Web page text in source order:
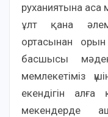
руханиятына аса
ұлт қана
ортасынан
басшысы
мемлекетіміз
екендігін
мекендерде